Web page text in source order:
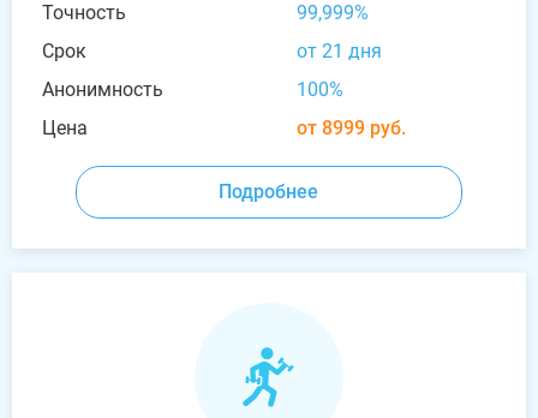
Точность
99,999%
Срок
от 21 дня
Анонимность
100%
Цена
от 8999 руб.
Подробнее